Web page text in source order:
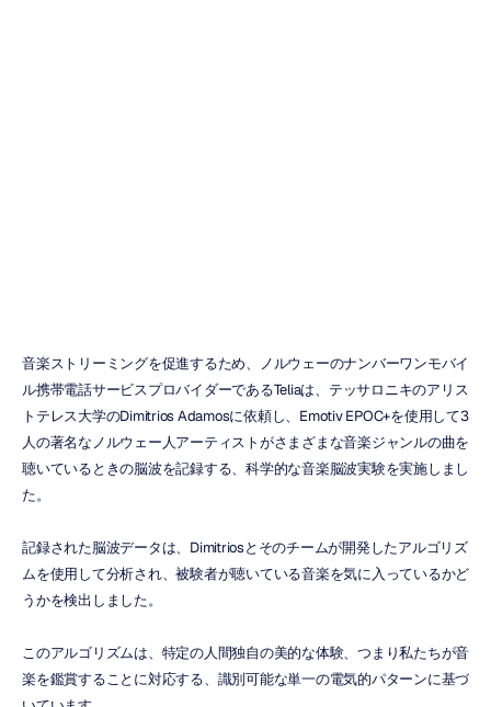
音楽ストリーミングを促進するため、ノルウェーのナンバーワンモバイ
ル携帯電話サービスプロバイダーであるTeliaは、テッサロニキのアリス
トテレス大学のDimitrios Adamosに依頼し、Emotiv EPOC+を使用して3
人の著名なノルウェー人アーティストがさまざまな音楽ジャンルの曲を
聴いているときの脳波を記録する、科学的な音楽脳波実験を実施しまし
た。
記録された脳波データは、Dimitriosとそのチームが開発したアルゴリズ
ムを使用して分析され、被験者が聴いている音楽を気に入っているかど
うかを検出しました。
このアルゴリズムは、特定の人間独自の美的な体験、つまり私たちが音
楽を鑑賞することに対応する、識別可能な単一の電気的パターンに基づ